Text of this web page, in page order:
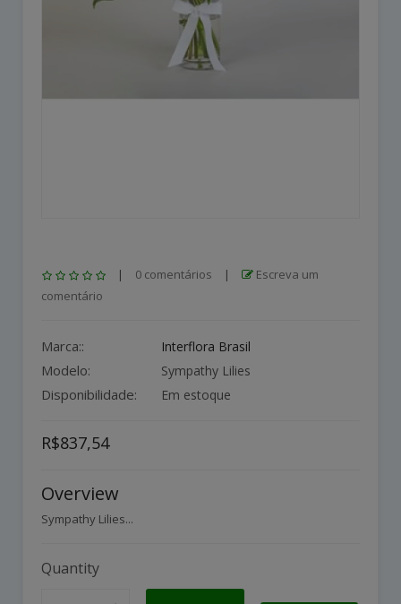
| 0 comentários |
Escreva um
comentário
Marca:: Interflora Brasil
Modelo: Sympathy Lilies
Disponibilidade: Em estoque
R$837,54
Overview
Sympathy Lilies...
Quantity